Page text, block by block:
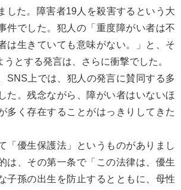
した。障害者19人を殺害するという大
件でした。犯人の「重度障がい者は不
は生きていても意味がない。」と、そ
とする発言は、さらに衝撃でした。
SNS上では、犯人の発言に賛同する多
た。残念ながら、障がい者はいないほ
多く存在することがはっきりしてきた
「優生保護法」というものがありまし
は、その第一条で「この法律は、優生
子孫の出生を防止するとともに、母性